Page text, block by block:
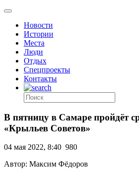
Новости
Истории
Места
Люди
Отдых
Спецпроекты
Контакты
В пятницу в Самаре пройдёт
«Крыльев Советов»
04 мая 2022, 8:40 980
Автор: Максим Фёдоров